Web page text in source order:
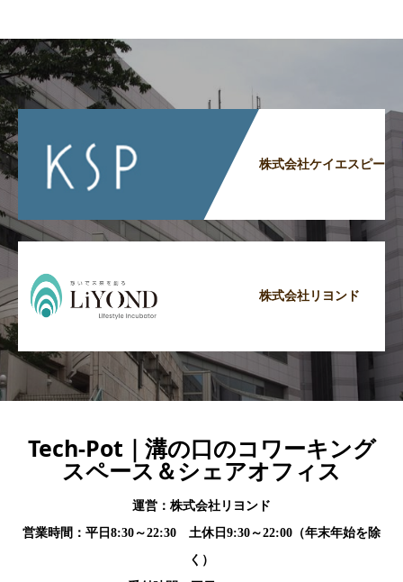
株式会社ケイエスピー
株式会社リヨンド
Tech-Pot｜溝の口のコワーキング
スペース＆シェアオフィス
運営：株式会社リヨンド
営業時間：平日8:30～22:30 土休日9:30～22:00（年末年始を除
く）